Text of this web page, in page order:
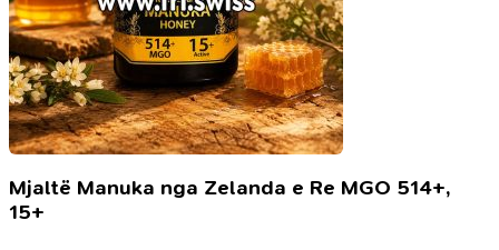
Mjaltë Manuka nga Zelanda e Re MGO 514+,
15+